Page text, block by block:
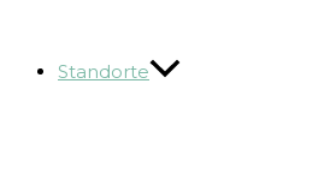
Standorte